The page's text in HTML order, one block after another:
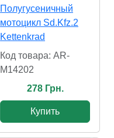
Полугусеничный
мотоцикл Sd.Kfz.2
Kettenkrad
Код товара: AR-
M14202
278 Грн.
Купить